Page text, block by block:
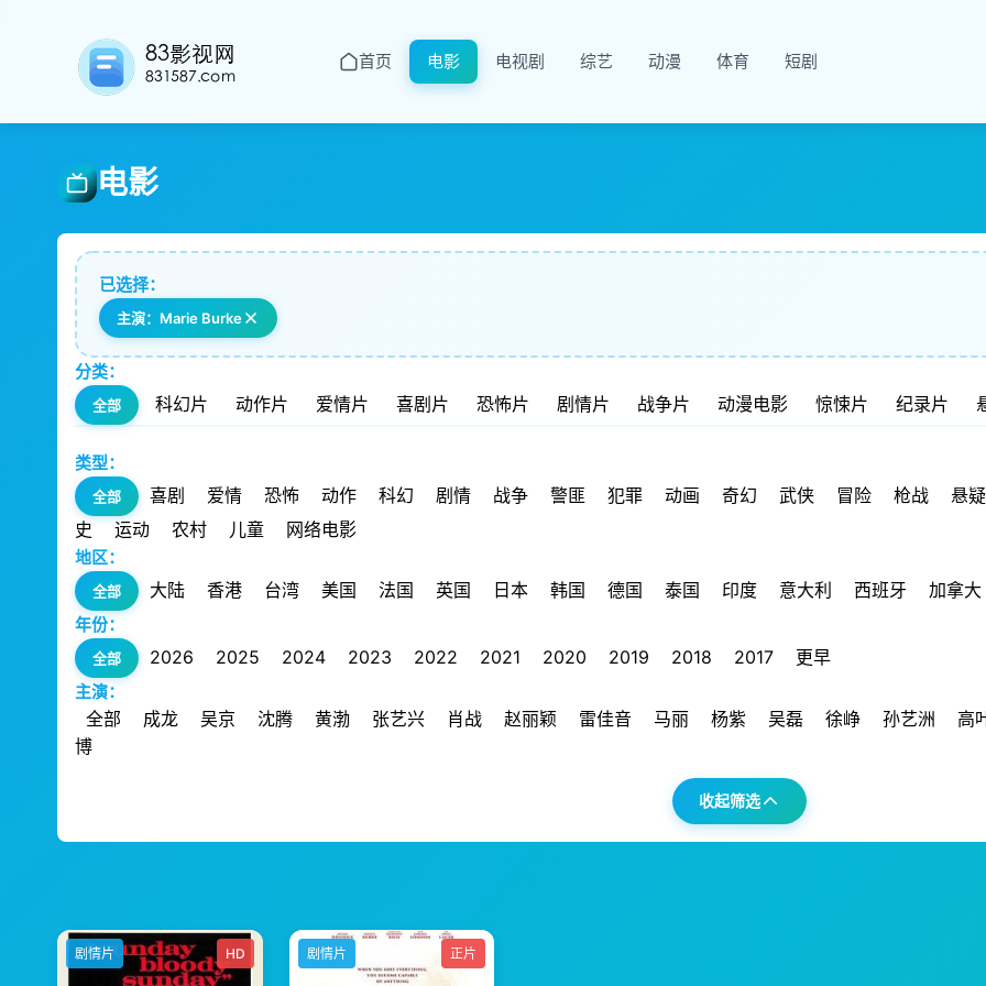
首页 电影 电视剧 综艺 动漫 体育 短剧
电影
已选择：
主演：Marie Burke
分类：
全部 科幻片 动作片 爱情片 喜剧片 恐怖片 剧情片 战争片 动漫电影 惊悚片 纪录片
类型：
全部 喜剧 爱情 恐怖 动作 科幻 剧情 战争 警匪 犯罪 动画 奇幻 武侠 冒险 枪战
悬疑
史
运动 农村 儿童 网络电影
地区：
全部 大陆 香港 台湾 美国 法国 英国 日本 韩国 德国 泰国 印度 意大利 西班牙 加拿大
年份：
全部 2026 2025 2024 2023 2022 2021 2020 2019 2018 2017 更早
主演：
全部 成龙 吴京 沈腾 黄渤 张艺兴 肖战 赵丽颖 雷佳音 马丽 杨紫 吴磊 徐峥 孙艺洲
高
博
收起筛选
剧情片 HD 剧情片 正片